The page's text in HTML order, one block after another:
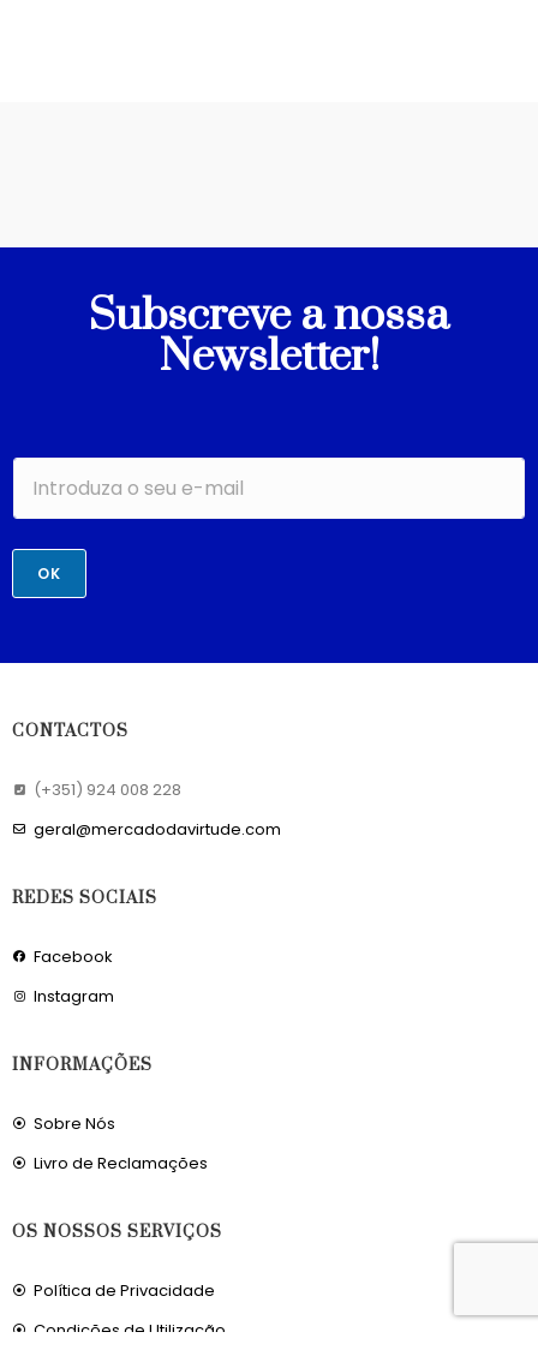
Subscreve a nossa
Newsletter!
OK
CONTACTOS
(+351) 924 008 228
geral@mercadodavirtude.com
REDES SOCIAIS
Facebook
Instagram
INFORMAÇÕES
Sobre Nós
Livro de Reclamações
OS NOSSOS SERVIÇOS
Política de Privacidade
Condições de Utilização